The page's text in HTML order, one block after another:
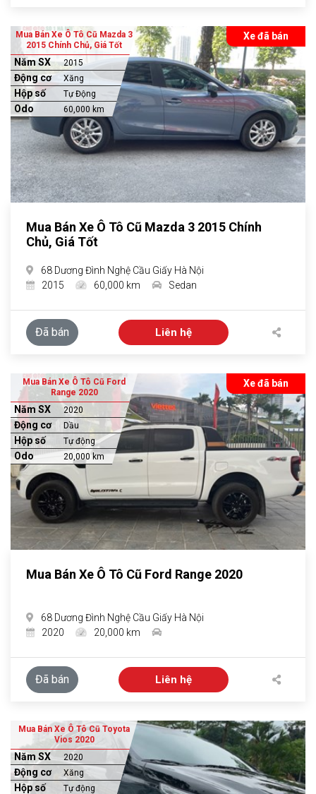
Xe đã bán
Mua Bán Xe Ô Tô Cũ Mazda 3
2015 Chính Chủ, Giá Tốt
Năm SX 2015
Động cơ Xăng
Hộp số Tự Động
Odo 60,000 km
Mua Bán Xe Ô Tô Cũ Mazda 3 2015 Chính
Chủ, Giá Tốt
68 Dương Đình Nghệ Cầu Giấy Hà Nội
2015
60,000 km Sedan
Đã bán Liên hệ
Xe đã bán
Mua Bán Xe Ô Tô Cũ Ford
Range 2020
Năm SX 2020
Động cơ Dầu
Hộp số Tự động
Odo 20,000 km
Mua Bán Xe Ô Tô Cũ Ford Range 2020
68 Dương Đình Nghệ Cầu Giấy Hà Nội
2020
20,000 km
Đã bán Liên hệ
Mua Bán Xe Ô Tô Cũ Toyota
Vios 2020
Năm SX 2020
Động cơ Xăng
Hộp số Tự động